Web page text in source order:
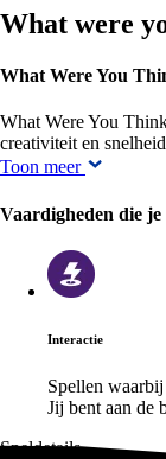
What were
What Were You
What Were You
creativiteit en
Toon meer
Vaardigheden die
Interactie
Spellen waarbij
Jij bent aan de
Speldetails